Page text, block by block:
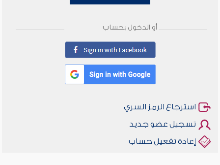
أو الدخول بحساب
استرجاع الرمز السري
تسجيل عضو جديد
إعادة تفعيل حساب